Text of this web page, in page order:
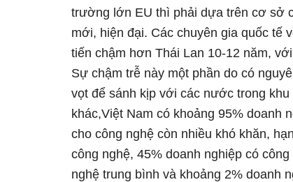
trường lớn EU thì phải dựa trên cơ sở
mới, hiện đại. Các chuyên gia quốc tế
tiến chậm hơn Thái Lan 10-12 năm,
Sự chậm trễ này một phần do có
vọt để sánh kịp với các nước trong
khác,Việt Nam có khoảng 95% doanh
cho công nghệ còn nhiều khó khăn,
công nghệ, 45% doanh nghiệp có
nghệ trung bình và khoảng 2% doanh